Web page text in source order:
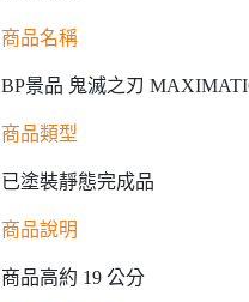
商品名稱
BP景品 鬼滅之刃
商品類型
已塗裝靜態完成品
商品說明
商品高約 19 公分